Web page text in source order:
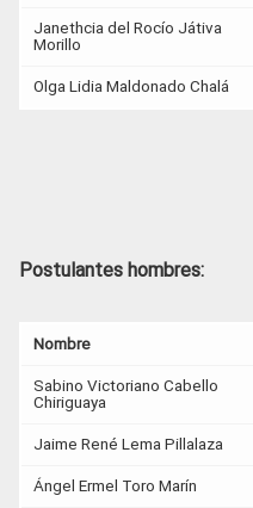
Janethcia del Rocío Játiva
Morillo
Olga Lidia Maldonado Chalá
Postulantes hombres:
Nombre
Sabino Victoriano Cabello
Chiriguaya
Jaime René Lema Pillalaza
Ángel Ermel Toro Marín